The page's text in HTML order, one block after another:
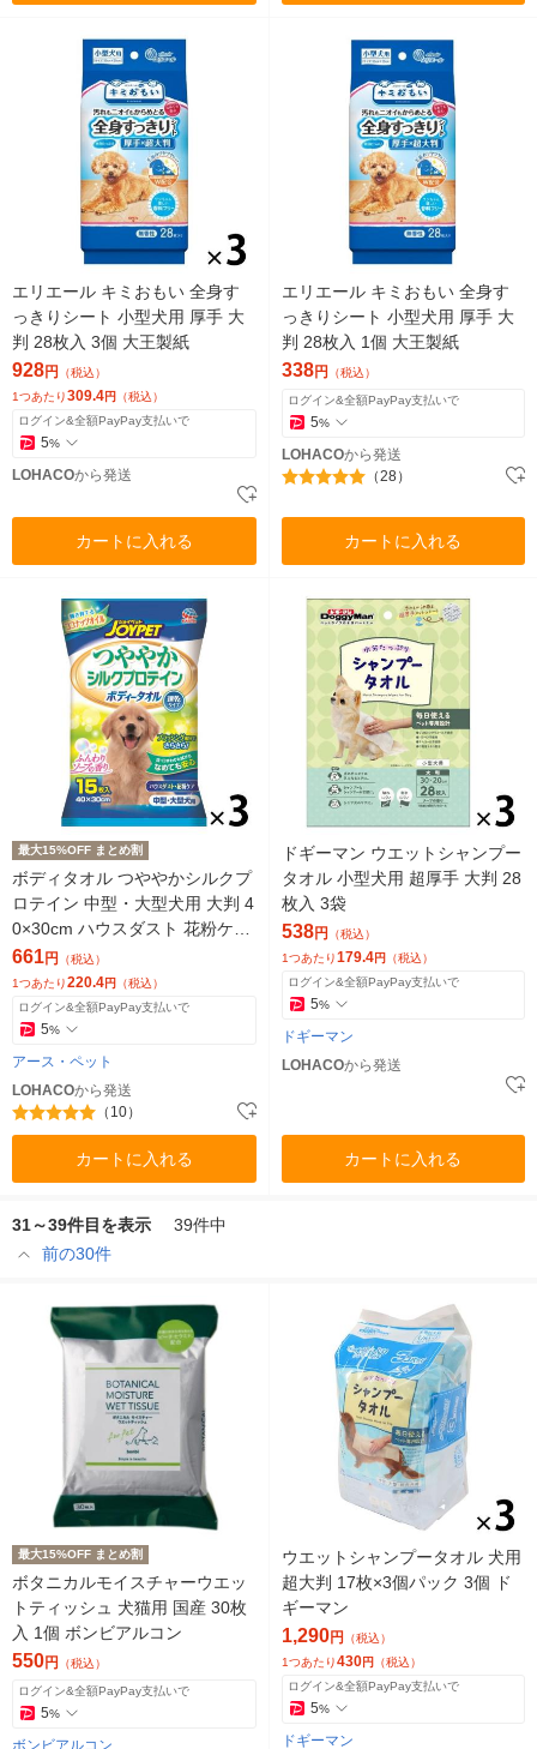
エリエール キミおもい 全身す
っきりシート 小型犬用 厚手 大
判 28枚入 3個 大王製紙
928円
（税込）
1つあたり309.4円 （税込）
ログイン&全額PayPay支払いで
5%
LOHACOから発送
カートに入れる
エリエール キミおもい 全身す
っきりシート 小型犬用 厚手 大
判 28枚入 1個 大王製紙
338円 （税込）
ログイン&全額PayPay支払いで
5%
LOHACOから発送
（28）
カートに入れる
最大15%OFF まとめ割
ボディタオル つややかシルクプ
ロテイン 中型・大型犬用 大判 4
0×30cm ハウスダスト 花粉ケア
国産 15枚入 3袋
661円 （税込）
1つあたり220.4円 （税込）
ログイン&全額PayPay支払いで
5%
アース・ペット
LOHACOから発送
（10）
カートに入れる
ドギーマン ウエットシャンプー
タオル 小型犬用 超厚手 大判 28
枚入 3袋
538円 （税込）
1つあたり179.4円 （税込）
ログイン&全額PayPay支払いで
5%
ドギーマン
LOHACOから発送
カートに入れる
31～39件目を表示
39件中
前の30件
最大15%OFF まとめ割
ボタニカルモイスチャーウエッ
トティッシュ 犬猫用 国産 30枚
入 1個 ボンビアルコン
550円 （税込）
ログイン&全額PayPay支払いで
5%
ウエットシャンプータオル 犬用
超大判 17枚×3個パック 3個 ド
ギーマン
1,290円
（税込）
1つあたり430円 （税込）
ログイン&全額PayPay支払いで
5%
ドギーマン